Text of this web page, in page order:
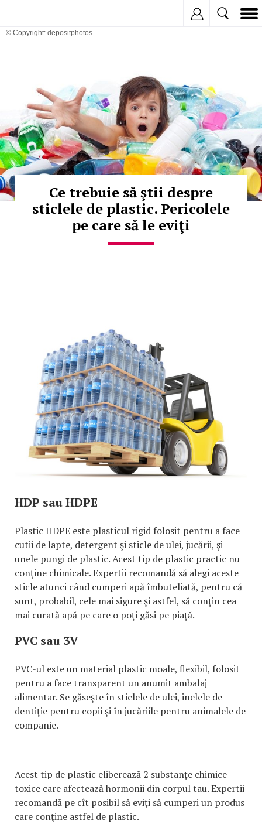
© Copyright: depositphotos
Ce trebuie să ştii despre
sticlele de plastic. Pericolele
pe care să le eviţi
HDP sau HDPE
Plastic HDPE este plasticul rigid folosit pentru a face
cutii de lapte, detergent şi sticle de ulei, jucării, şi
unele pungi de plastic. Acest tip de plastic practic nu
conţine chimicale. Expertii recomandă să alegi aceste
sticle atunci când cumperi apă îmbuteliată, pentru că
sunt, probabil, cele mai sigure şi astfel, să conţin cea
mai curată apă pe care o poţi găsi pe piaţă.
PVC sau 3V
PVC-ul este un material plastic moale, flexibil, folosit
pentru a face transparent un anumit ambalaj
alimentar. Se găseşte în sticlele de ulei, inelele de
dentiţie pentru copii şi în jucăriile pentru animalele de
companie.
Acest tip de plastic eliberează 2 substanţe chimice
toxice care afectează hormonii din corpul tau. Expertii
recomandă pe cît posibil să eviţi să cumperi un produs
care conţine astfel de plastic.